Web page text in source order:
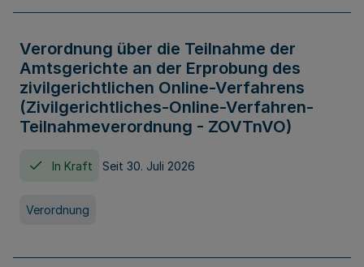
Verordnung über die Teilnahme der
Amtsgerichte an der Erprobung des
zivilgerichtlichen Online-Verfahrens
(Zivilgerichtliches-Online-Verfahren-
Teilnahmeverordnung - ZOVTnVO)
In Kraft Seit 30. Juli 2026
Verordnung